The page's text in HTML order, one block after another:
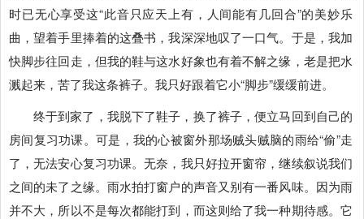
时已无心享受这“此音只应天上有，人间能有几回合”的美妙乐
曲，望着手里捧着的这叠书，我深深地叹了一口气。于是，我加
快脚步往回走，但我的鞋与这水好象也有着不解之缘，老是把水
溅起来，苦了我这条裤子。我只好跟着它小“脚步”缓缓前进。
终于到家了，我脱下了鞋子，换了裤子，便立马回到自己的
房间复习功课。可是，我的心被窗外那场贼头贼脑的雨给“偷”走
了，无法安心复习功课。无奈，我只好拉开窗帘，继续叙说我们
之间的未了之缘。雨水拍打窗户的声音又别有一番风味。因为雨
并不大，所以不是每次都能打到，而这则给了我一种期待感。它